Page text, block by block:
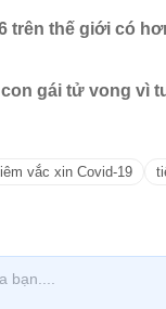
trên thế giới có
con gái tử vong vì
vắc xin Covid-19